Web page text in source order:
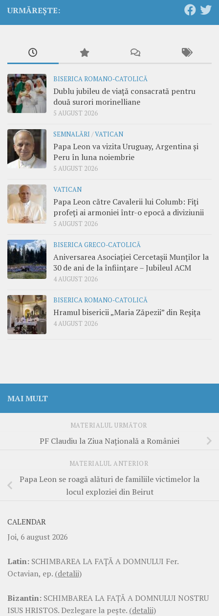
URMĂREȘTE:
BISERICA ROMANO-CATOLICĂ
Dublu jubileu de viață consacrată pentru
două surori morinelliane
5 AUGUST 2026
SEMNALĂRI /VATICAN
Papa Leon va vizita Uruguay, Argentina și
Peru în luna noiembrie
5 AUGUST 2026
VATICAN
Papa Leon către Cavalerii lui Columb: Fiți
profeți ai armoniei într-o epocă a diviziunii
5 AUGUST 2026
BISERICA GRECO-CATOLICĂ
Aniversarea Asociației Cercetașii Munților la
30 de ani de la înființare – Jubileul ACM
4 AUGUST 2026
BISERICA ROMANO-CATOLICĂ
Hramul bisericii „Maria Zăpezii” din Reșița
4 AUGUST 2026
MAI MULT
MATERIALUL URMĂTOR
PF Claudiu la Ziua Națională a României
MATERIALUL ANTERIOR
Papa Leon se roagă alături de familiile victimelor la
locul exploziei din Beirut
CALENDAR
Joi, 6 august 2026
Latin: SCHIMBAREA LA FAŢĂ A DOMNULUI Fer.
Octavian, ep. (detalii)
Bizantin: SCHIMBAREA LA FAŢĂ A DOMNULUI NOSTRU
ISUS HRISTOS. Dezlegare la pește. (detalii)